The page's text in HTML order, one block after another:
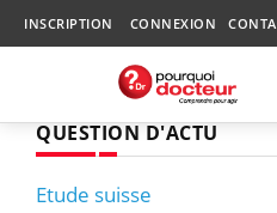
INSCRIPTION CONNEXION
QUESTION D'ACTU
Etude suisse